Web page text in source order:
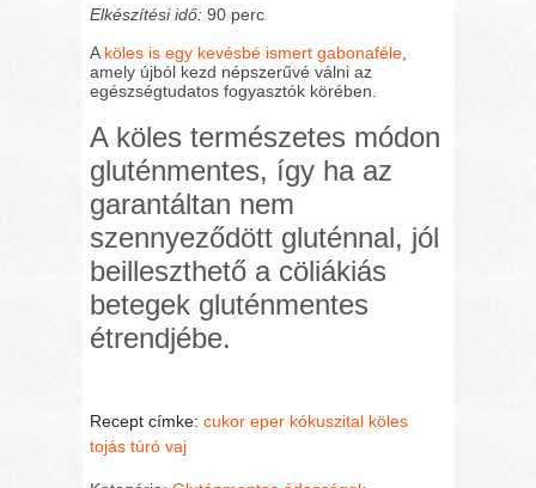
Elkészítési idő: 90 perc
A köles is egy kevésbé ismert gabonaféle,
amely újból kezd népszerűvé válni az
egészségtudatos fogyasztók körében.
A köles természetes módon
gluténmentes, így ha az
garantáltan nem
szennyeződött gluténnal, jól
beilleszthető a cöliákiás
betegek gluténmentes
étrendjébe.
Recept címke:cukor eper kókuszital köles
tojás túró vaj